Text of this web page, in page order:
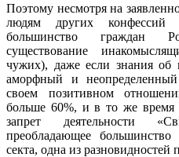
Поэтому несмотря на
людям других конфессий
большинство граждан
существование
чужих), даже если знания об
аморфный и
своем позитивном
больше 60%, и в то же время
запрет деятельности
преобладающее большинство
секта, одна из разновидностей